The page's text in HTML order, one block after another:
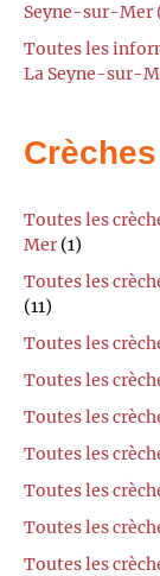
Seyne-sur-Mer
Toutes les
La Seyne-sur-
Toutes les
Mer (1)
Toutes les
(11)
Toutes les
Toutes les
Toutes les
Toutes les
Toutes les
Toutes les
Toutes les